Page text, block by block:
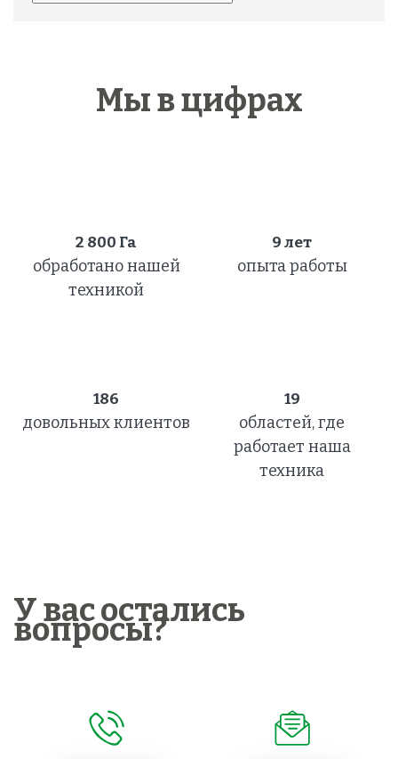
Мы в цифрах
2 800 Га
обработано нашей
техникой
9 лет
опыта работы
186
довольных клиентов
19
областей, где
работает наша
техника
У вас остались
вопросы?